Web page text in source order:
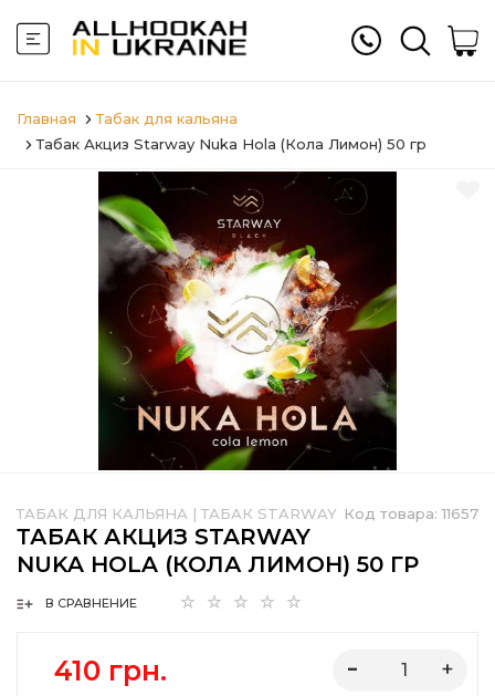
Главная
Табак для кальяна
Табак Акциз Starway Nuka Hola (Кола Лимон) 50 гр
Код товара: 11657
ТАБАК ДЛЯ КАЛЬЯНА | ТАБАК STARWAY
ТАБАК АКЦИЗ STARWAY
NUKA HOLA (КОЛА ЛИМОН) 50 ГР
В СРАВНЕНИЕ
410 грн.